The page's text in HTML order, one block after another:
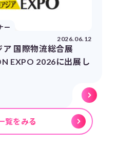
ー
2026.06.12
ア 国際物流総合展
EXPO 2026に出展し
覧をみる